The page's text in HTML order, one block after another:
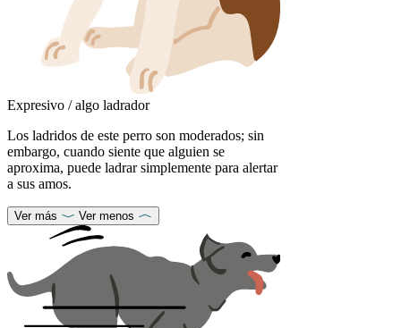
Expresivo / algo ladrador
Los ladridos de este perro son moderados; sin
embargo, cuando siente que alguien se
aproxima, puede ladrar simplemente para alertar
a sus amos.
Ver más Ver menos